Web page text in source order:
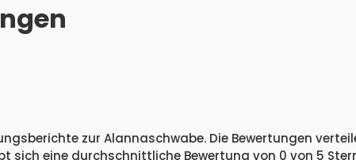
zur Alannaschwabe. Die Bewertungen
sich eine durchschnittliche Bewertung von 0 von 5